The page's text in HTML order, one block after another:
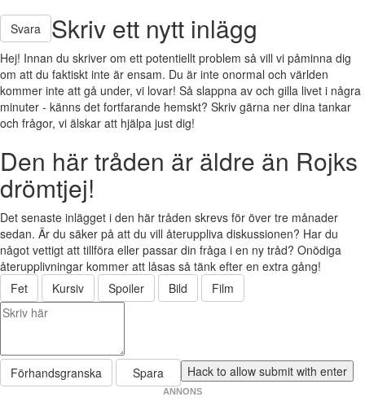
Svara Skriv ett nytt inlägg
Hej! Innan du skriver om ett potentiellt problem så vill vi påminna dig
om att du faktiskt inte är ensam. Du är inte onormal och världen
kommer inte att gå under, vi lovar! Så slappna av och gilla livet i några
minuter - känns det fortfarande hemskt? Skriv gärna ner dina tankar
och frågor, vi älskar att hjälpa just dig!
Den här tråden är äldre än Rojks
drömtjej!
Det senaste inlägget i den här tråden skrevs för över tre månader
sedan. Är du säker på att du vill återuppliva diskussionen? Har du
något vettigt att tillföra eller passar din fråga i en ny tråd? Onödiga
återupplivningar kommer att låsas så tänk efter en extra gång!
Fet
Kursiv Spoiler Bild Film
Förhandsgranska Spara
ANNONS